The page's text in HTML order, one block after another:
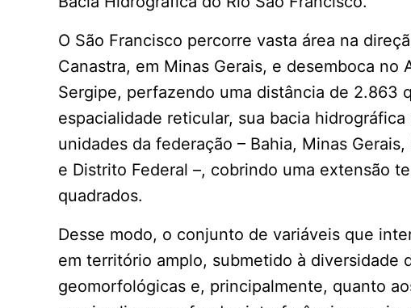
O São Francisco percorre vasta área na
Canastra, em Minas Gerais, e desemboca
Sergipe, perfazendo uma distância de 2.863
espacialidade reticular, sua bacia
unidades da federação – Bahia, Minas
e Distrito Federal –, cobrindo uma extensão
quadrados.
Desse modo, o conjunto de variáveis que
em território amplo, submetido à diversidade
geomorfológicas e, principalmente, quanto